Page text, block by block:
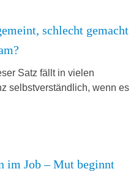
schlecht gemacht
Satz fällt in vielen
selbstverständlich, wenn es
im Job – Mut beginnt